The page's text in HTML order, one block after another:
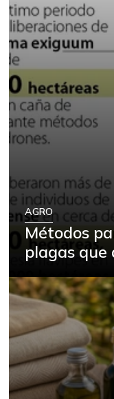
AGRO
Métodos
plagas